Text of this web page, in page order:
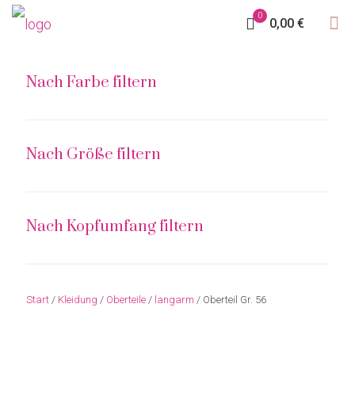
0
0,00 €
Nach Farbe filtern
Nach Größe filtern
Nach Kopfumfang filtern
Start / Kleidung / Oberteile / langarm / Oberteil Gr. 56